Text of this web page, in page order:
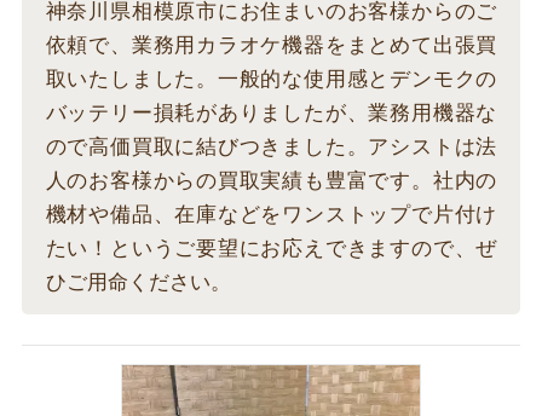
神奈川県相模原市にお住まいのお客様からのご
依頼で、業務用カラオケ機器をまとめて出張買
取いたしました。一般的な使用感とデンモクの
バッテリー損耗がありましたが、業務用機器な
ので高価買取に結びつきました。アシストは法
人のお客様からの買取実績も豊富です。社内の
機材や備品、在庫などをワンストップで片付け
たい！というご要望にお応えできますので、ぜ
ひご用命ください。